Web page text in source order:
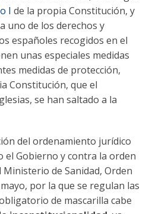
I de la propia Constitución, y
uno de los derechos y
españoles recogidos en el
unas especiales medidas
medidas de protección,
Constitución, que el
se han saltado a la
del ordenamiento jurídico
el Gobierno y contra la orden
de Sanidad, Orden
por la que se regulan las
de mascarilla cabe